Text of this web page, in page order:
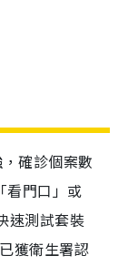
確診個案數
看門口」或
速測試套裝
獲衛生署認